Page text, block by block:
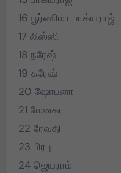
16 பூர்ணிமா பாக்யராஜ்
17 லிஸ்ஸி
18 நரேஷ்
19 சுரேஷ்
20 ஷோபனா
21 மேனகா
22 ரேவதி
23 பிரபு
24 ஜெயராம்